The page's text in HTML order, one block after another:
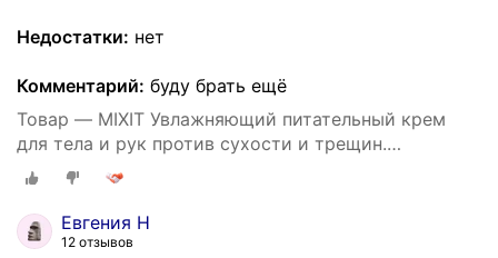
Недостатки: нет
Комментарий: буду брать ещё
Товар — MIXIT Увлажняющий питательный крем
для тела и рук против сухости и трещин.
Восстанавливающее средство для ухода за кожей
тела c пантенолом и маслом виноградных косточек
SUPER FOOD
Евгения Н
12 отзывов